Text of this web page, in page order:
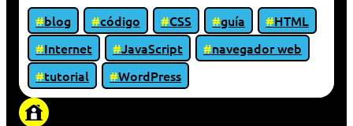
blog código CSS guía
HTML
Internet
JavaScript
navegador web
tutorial
WordPress